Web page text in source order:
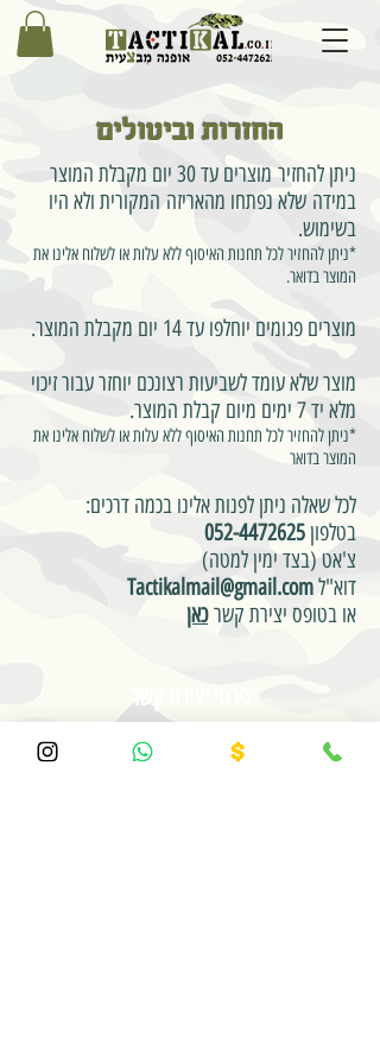
החזרות וביטולים
ניתן להחזיר מוצרים עד 30 יום מקבלת המוצר
במידה שלא נפתחו מהאריזה המקורית ולא היו
בשימוש.
*ניתן להחזיר לכל תחנות האיסוף ללא עלות או לשלוח אלינו את
המוצר בדואר.
מוצרים פגומים יוחלפו עד 14 יום מקבלת המוצר.
מוצר שלא עומד לשביעות רצונכם יוחזר עבור זיכוי
מלא יד 7 ימים מיום קבלת המוצר.
*ניתן להחזיר לכל תחנות האיסוף ללא עלות או לשלוח אלינו את
המוצר בדואר
לכל שאלה ניתן לפנות אלינו בכמה דרכים:
בטלפון 052-4472625
צ'אט (בצד ימין למטה)
דוא"לTactikalmail@gmail.com
או בטופס יצירת קשרכאן
פרטי יצירת קשר
טלפון/וואטסאפ : 0524472625
באר-שבע /ראשל"צ